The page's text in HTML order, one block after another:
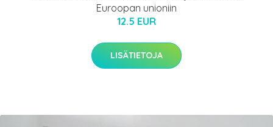
Euroopan unioniin
12.5 EUR
LISÄTIETOJA